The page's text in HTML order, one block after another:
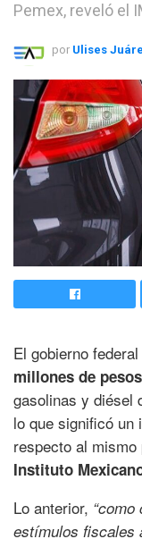
Pemex, reveló el
por Ulises
El gobierno
millones de pesos
gasolinas y diésel
lo que significó un
respecto al
Instituto
Lo anterior,
estímulos fiscales